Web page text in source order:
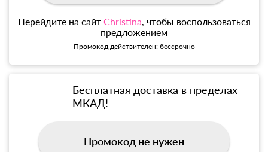
Перейдите на сайт Christina, чтобы воспользоваться
предложением
Промокод действителен: бессрочно
Бесплатная доставка в пределах
МКАД!
Промокод не нужен